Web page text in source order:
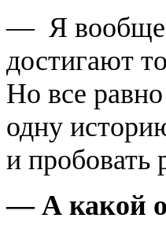
— Я вообще
достигают
Но все
одну
и пробовать
— А какой